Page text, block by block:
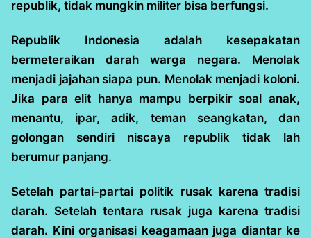
republik, tidak mungkin militer bisa berfungsi.
Republik Indonesia adalah kesepakatan
bermeteraikan darah warga negara. Menolak
menjadi jajahan siapa pun. Menolak menjadi koloni.
Jika para elit hanya mampu berpikir soal anak,
menantu, ipar, adik, teman seangkatan, dan
golongan sendiri niscaya republik tidak lah
berumur panjang.
Setelah partai-partai politik rusak karena tradisi
darah. Setelah tentara rusak juga karena tradisi
darah. Kini organisasi keagamaan juga diantar ke